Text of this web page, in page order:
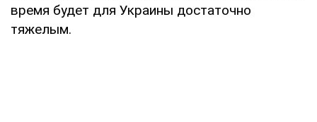
время будет для Украины достаточно
тяжелым.